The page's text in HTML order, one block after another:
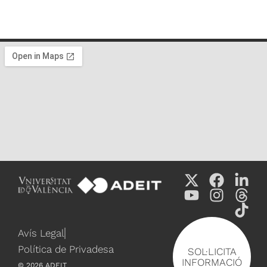
SOL·LICITA
INFORMACIÓ
Avís Legal
Política de Privadesa
© 2026 ADEIT